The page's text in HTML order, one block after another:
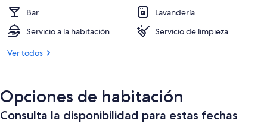
Vista desde la propiedad
Bar
Lavandería
Servicio a la habitación
Servicio de limpieza
Ver todos
Opciones de habitación
Consulta la disponibilidad para estas fechas